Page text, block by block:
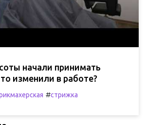
начали принимать
изменили в работе?
#стрижка